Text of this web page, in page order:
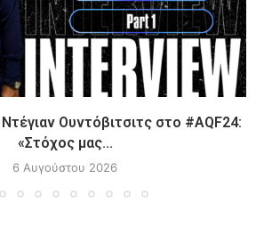
Ουντόβιτσιτς στο #AQF24:
«Στόχος μας...
6 Αυγούστου 2026